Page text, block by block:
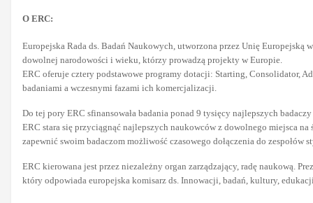
O ERC:
Europejska Rada ds. Badań Naukowych, utworzona przez Unię
dowolnej narodowości i wieku, którzy prowadzą projekty w Europie.
ERC oferuje cztery podstawowe programy dotacji: Starting, Consolidator,
badaniami a wczesnymi fazami ich komercjalizacji.
Do tej pory ERC sfinansowała badania ponad 9 tysięcy najlepszych
ERC stara się przyciągnąć najlepszych naukowców z dowolnego miejsca
zapewnić swoim badaczom możliwość czasowego dołączenia do zespołów
ERC kierowana jest przez niezależny organ zarządzający, radę naukową.
który odpowiada europejska komisarz ds. Innowacji, badań, kultury,